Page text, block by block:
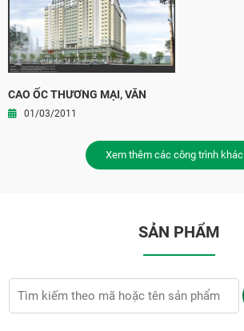
CAO ỐC THƯƠNG MẠI, VĂN
PHÒNG VÀ CĂN HỘ LONG
01/03/2011
Xem thêm các công trình khác
SẢN PHẨM